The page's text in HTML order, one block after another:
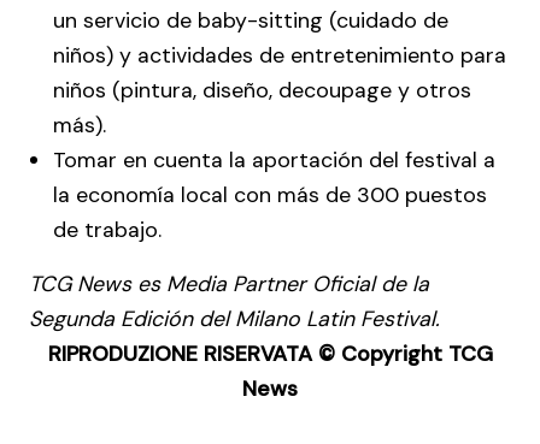
un servicio de baby-sitting (cuidado de
niños) y actividades de entretenimiento para
niños (pintura, diseño, decoupage y otros
más).
Tomar en cuenta la aportación del festival a
la economía local con más de 300 puestos
de trabajo.
TCG News es Media Partner Oficial de la
Segunda Edición del Milano Latin Festival.
RIPRODUZIONE RISERVATA © Copyright TCG
News